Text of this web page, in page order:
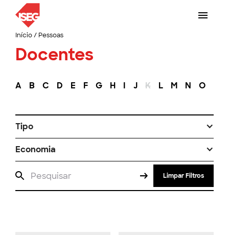
Início/ Pessoas
Docentes
A B C D E F G H I J K L M N O
Tipo
Economia
Limpar Filtros